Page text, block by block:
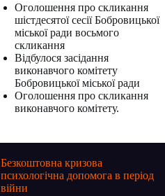
Оголошення про скликання
шістдесятої сесії Бобровицької
міської ради восьмого
скликання
Відбулося засідання
виконавчого комітету
Бобровицької міської ради
Оголошення про скликання
виконавчого комітету.
Безкоштовна кризова
психологічна допомога в період
війни